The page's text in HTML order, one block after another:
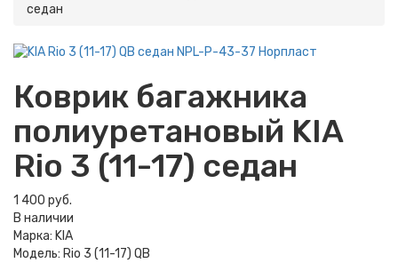
седан
Коврик багажника
полиуретановый KIA
Rio 3 (11-17) седан
1 400 руб.
В наличии
Марка: KIA
Модель: Rio 3 (11-17) QB